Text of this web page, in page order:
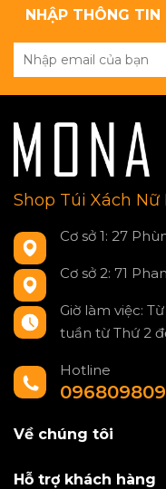
NHẬP THÔNG
Shop Túi Xách Nữ
Cơ sở 1: 27
Cơ sở 2: 71
Giờ làm việc:
tuần từ Thứ 2
Hotline
Về chúng tôi
Hỗ trợ khách hàng